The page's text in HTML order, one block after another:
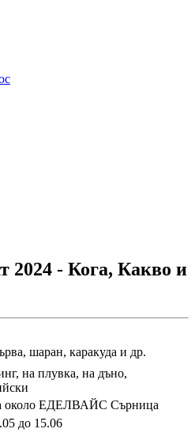
2024 - Кога, Какво и
шаран, каракуда и др.
на плувка, на дъно,
около ЕДЕЛВАЙС Сърница
до 15.06